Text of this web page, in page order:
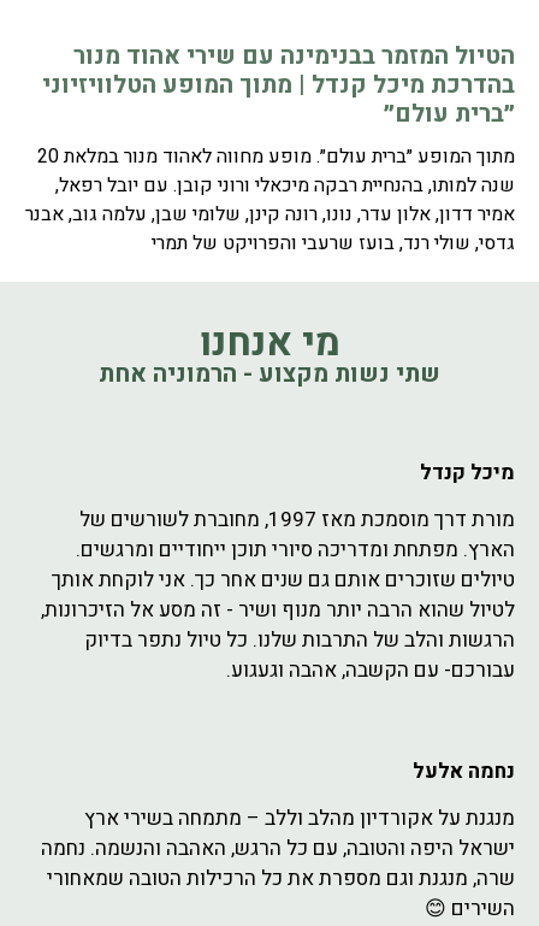
הטיול המזמר בבנימינה עם שירי אהוד מנור
בהדרכת מיכל קנדל | מתוך המופע הטלוויזיוני
״ברית עולם״
מתוך המופע ״ברית עולם״. מופע מחווה לאהוד מנור במלאת 20
שנה למותו, בהנחיית רבקה מיכאלי ורוני קובן. עם יובל רפאל,
אמיר דדון, אלון עדר, נונו, רונה קינן, שלומי שבן, עלמה גוב, אבנר
גדסי, שולי רנד, בועז שרעבי והפרויקט של תמרי
מי אנחנו
שתי נשות מקצוע - הרמוניה אחת
מיכל קנדל
מורת דרך מוסמכת מאז 1997, מחוברת לשורשים של
הארץ. מפתחת ומדריכה סיורי תוכן ייחודיים ומרגשים.
טיולים שזוכרים אותם גם שנים אחר כך. אני לוקחת אותך
לטיול שהוא הרבה יותר מנוף ושיר - זה מסע אל הזיכרונות,
הרגשות והלב של התרבות שלנו. כל טיול נתפר בדיוק
עבורכם- עם הקשבה, אהבה וגעגוע.
נחמה אלעל
מנגנת על אקורדיון מהלב וללב – מתמחה בשירי ארץ
ישראל היפה והטובה, עם כל הרגש, האהבה והנשמה. נחמה
שרה, מנגנת וגם מספרת את כל הרכילות הטובה שמאחורי
השירים 😊